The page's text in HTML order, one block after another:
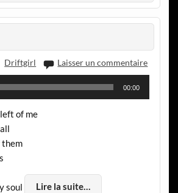
Driftgirl Laisser un commentaire
00:00
of me
them
soul Lire la suite…